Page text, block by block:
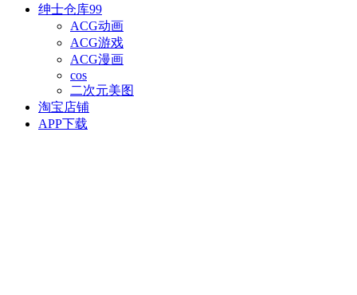
绅士仓库99
ACG动画
ACG游戏
ACG漫画
cos
二次元美图
淘宝店铺
APP下载